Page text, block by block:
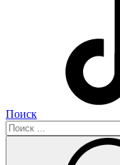
Поиск